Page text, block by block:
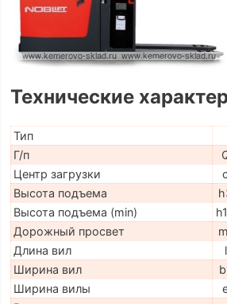
Технические
Тип
Г/п
Центр загрузки
Высота подъема
Высота подъема (min)
Дорожный просвет
Длина вил
l
Ширина вил
Ширина вилы